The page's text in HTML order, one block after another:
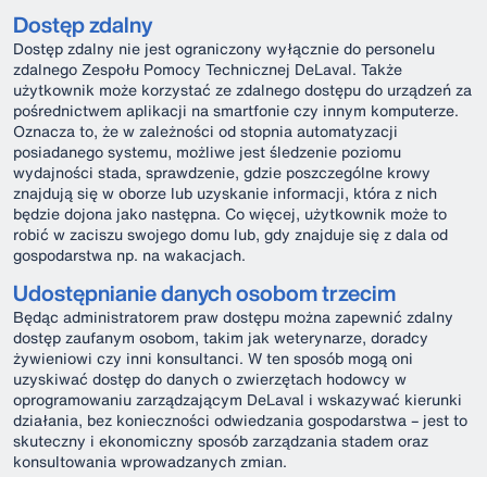
Dostęp zdalny
Dostęp zdalny nie jest ograniczony wyłącznie do personelu
zdalnego Zespołu Pomocy Technicznej DeLaval. Także
użytkownik może korzystać ze zdalnego dostępu do urządzeń za
pośrednictwem aplikacji na smartfonie czy innym komputerze.
Oznacza to, że w zależności od stopnia automatyzacji
posiadanego systemu, możliwe jest śledzenie poziomu
wydajności stada, sprawdzenie, gdzie poszczególne krowy
znajdują się w oborze lub uzyskanie informacji, która z nich
będzie dojona jako następna. Co więcej, użytkownik może to
robić w zaciszu swojego domu lub, gdy znajduje się z dala od
gospodarstwa np. na wakacjach.
Udostępnianie danych osobom trzecim
Będąc administratorem praw dostępu można zapewnić zdalny
dostęp zaufanym osobom, takim jak weterynarze, doradcy
żywieniowi czy inni konsultanci. W ten sposób mogą oni
uzyskiwać dostęp do danych o zwierzętach hodowcy w
oprogramowaniu zarządzającym DeLaval i wskazywać kierunki
działania, bez konieczności odwiedzania gospodarstwa – jest to
skuteczny i ekonomiczny sposób zarządzania stadem oraz
konsultowania wprowadzanych zmian.